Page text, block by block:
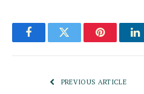
FacebookTwitter Pinterest
PREVIOUS ARTICLE